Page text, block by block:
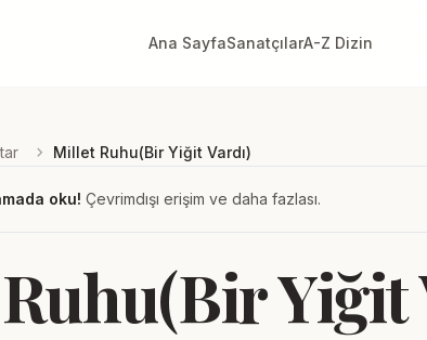
Ana SayfaSanatçılarA-Z Dizin
chevron_right Millet Ruhu(Bir Yiğit Vardı)
oku! Çevrimdışı erişim ve daha fazlası.
Yiğit